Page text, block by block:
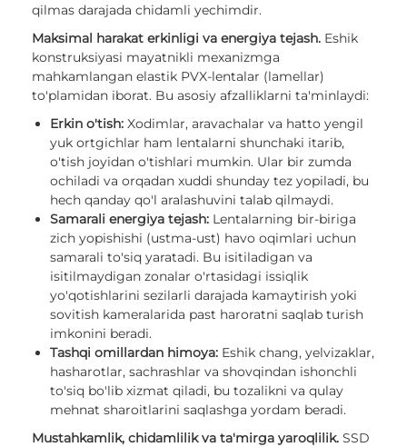
qilmas darajada chidamli yechimdir.
Maksimal harakat erkinligi va energiya tejash. Eshik
konstruksiyasi mayatnikli mexanizmga
mahkamlangan elastik PVX-lentalar (lamellar)
to'plamidan iborat. Bu asosiy afzalliklarni ta'minlaydi:
Erkin o'tish: Xodimlar, aravachalar va hatto yengil
yuk ortgichlar ham lentalarni shunchaki itarib,
o'tish joyidan o'tishlari mumkin. Ular bir zumda
ochiladi va orqadan xuddi shunday tez yopiladi, bu
hech qanday qo'l aralashuvini talab qilmaydi.
Samarali energiya tejash: Lentalarning bir-biriga
zich yopishishi (ustma-ust) havo oqimlari uchun
samarali to'siq yaratadi. Bu isitiladigan va
isitilmaydigan zonalar o'rtasidagi issiqlik
yo'qotishlarini sezilarli darajada kamaytirish yoki
sovitish kameralarida past haroratni saqlab turish
imkonini beradi.
Tashqi omillardan himoya: Eshik chang, yelvizaklar,
hasharotlar, sachrashlar va shovqindan ishonchli
to'siq bo'lib xizmat qiladi, bu tozalikni va qulay
mehnat sharoitlarini saqlashga yordam beradi.
Mustahkamlik, chidamlilik va ta'mirga yaroqlilik. SSD